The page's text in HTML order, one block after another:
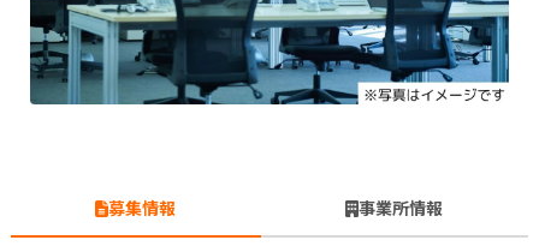
募集情報 事業所情報